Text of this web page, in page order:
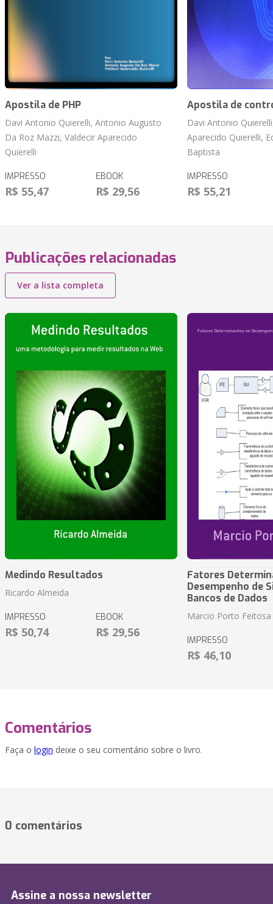
Apostila de PHP
Davi Antonio Quierelli, Antonio Augusto
Da Roz Mazzi, Valdecir Aparecido
Quierelli
IMPRESSO
R$ 55,47
EBOOK
R$ 29,56
Apostila de
Davi Antonio
Aparecido Quierelli,
Baptista
IMPRESSO
R$ 55,21
Publicações relacionadas
Ver a lista completa
Medindo Resultados
Ricardo Almeida
IMPRESSO
R$ 50,74
EBOOK
R$ 29,56
Fatores
Desempenho de
Bancos de Dados
Marcio Porto Feitosa
IMPRESSO
R$ 46,10
Comentários
Faça o login deixe o seu comentário sobre o livro.
0 comentários
Assine a nossa newsletter